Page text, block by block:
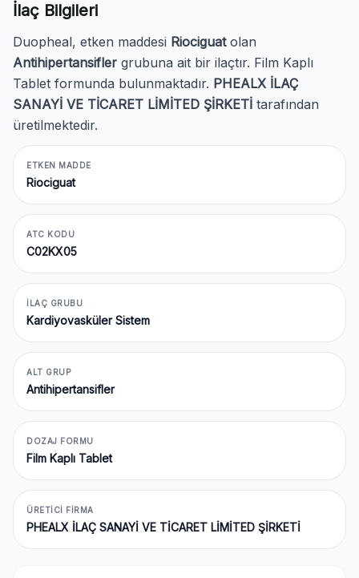
İlaç Bilgileri
Duopheal, etken maddesi Riociguatolan
Antihipertansifler grubuna ait bir ilaçtır. Film Kaplı
Tablet formunda bulunmaktadır. PHEALX İLAÇ
SANAYİ VE TİCARET LİMİTED ŞİRKETİ tarafından
üretilmektedir.
ETKEN MADDE
Riociguat
ATC KODU
C02KX05
İLAÇ GRUBU
Kardiyovasküler Sistem
ALT GRUP
Antihipertansifler
DOZAJ FORMU
Film Kaplı Tablet
ÜRETICI FIRMA
PHEALX İLAÇ SANAYİ VE TİCARET LİMİTED ŞİRKETİ